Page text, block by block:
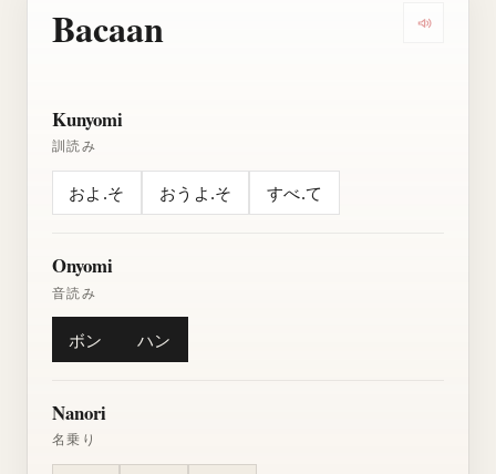
Bacaan
Kunyomi
訓読み
およ.そ おうよ.そ すべ.て
Onyomi
音読み
ボン ハン
Nanori
名乗り